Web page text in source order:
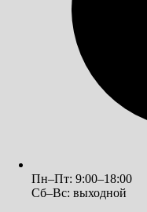
Пн–Пт: 9:00–18:00
Сб–Вс: выходной